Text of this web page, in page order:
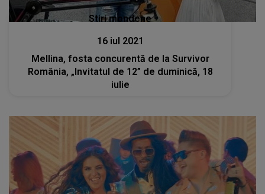
Stiri mondene
16 iul 2021
Mellina, fosta concurentă de la Survivor
România, „Invitatul de 12” de duminică, 18
iulie